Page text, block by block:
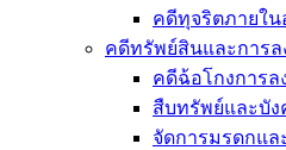
คดีทุจริตภายใ
คดีทรัพย์สินและการ
คดีฉ้อโกงการ
สืบทรัพย์และบั
จัดการมรดกแ